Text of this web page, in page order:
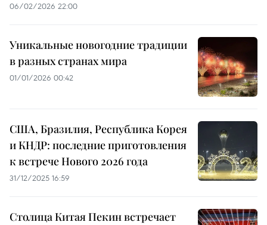
06/02/2026 22:00
Уникальные новогодние традиции
в разных странах мира
01/01/2026 00:42
США, Бразилия, Республика Корея
и КНДР: последние приготовления
к встрече Нового 2026 года
31/12/2025 16:59
Столица Китая Пекин встречает